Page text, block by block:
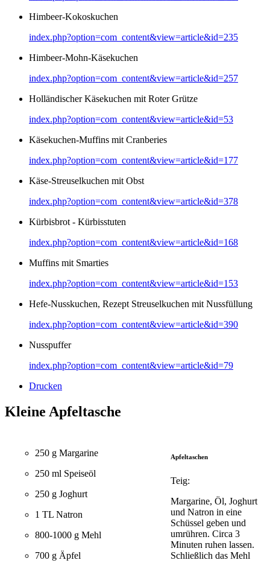
Himbeer-Kokoskuchen
index.php?option=com_content&view=article&id=235
Himbeer-Mohn-Käsekuchen
index.php?option=com_content&view=article&id=257
Holländischer Käsekuchen mit Roter Grütze
index.php?option=com_content&view=article&id=53
Käsekuchen-Muffins mit Cranberies
index.php?option=com_content&view=article&id=177
Käse-Streuselkuchen mit Obst
index.php?option=com_content&view=article&id=378
Kürbisbrot - Kürbisstuten
index.php?option=com_content&view=article&id=168
Muffins mit Smarties
index.php?option=com_content&view=article&id=153
Hefe-Nusskuchen, Rezept Streuselkuchen mit Nussfüllung
index.php?option=com_content&view=article&id=390
Nusspuffer
index.php?option=com_content&view=article&id=79
Drucken
Kleine Apfeltasche
250 g Margarine
250 ml Speiseöl
250 g Joghurt
1 TL Natron
800-1000 g Mehl
700 g Äpfel
Apfeltaschen
Teig:
Margarine, Öl, Joghurt
und Natron in eine
Schüssel geben und
umrühren. Circa 3
Minuten ruhen lassen.
Schließlich das Mehl